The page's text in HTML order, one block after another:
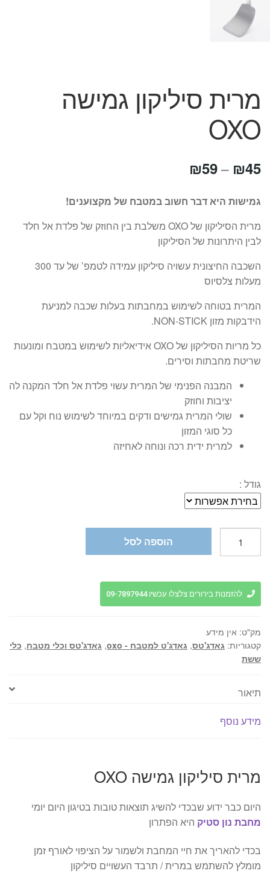
מרית סיליקון גמישה
OXO
₪45
–
₪59
עד
גמישות היא דבר חשוב במטבח של מקצוענים!
מרית הסיליקון של OXO משלבת בין החוזק של פלדת אל חלד
לבין היתרונות של הסיליקון
השכבה החיצונית עשויה סיליקון עמידה לטמפ’ של עד 300
מעלות צלסיוס
המרית בטוחה לשימוש במחבתות בעלות שכבה למניעת
הידבקות מזון NON-STICK.
כל מריות הסיליקון של OXO אידיאליות לשימוש במטבח ומונעות
שריטת מחבתות וסירים.
המבנה הפנימי של המרית עשוי פלדת אל חלד המקנה לה
יציבות וחוזק
שולי המרית גמישים ודקים במיוחד לשימוש נוח וקל עם
כל סוגי המזון
למרית ידית רכה ונוחה לאחיזה
גודל :
סיליקון
גמישה
OXO
הוספה לסל
להזמנות בירורים צלצלו עכשיו 09-7897944
מק"ט: אין מידע
קטגוריות: גאדג'טס, גאדג'ט למטבח - oxo , גאדג'טס וכלי מטבח, כלי
ששת
תיאור
מידע נוסף
מרית סיליקון גמישה OXO
היום כבר ידוע שבכדי להשיג תוצאות טובות בטיגון היום יומי
מחבת נון סטיק היא הפתרון
בכדי להאריך את חיי המחבת ולשמור על הציפוי לאורף זמן
מומלץ להשתמש במרית / תרבד העשויים סיליקון